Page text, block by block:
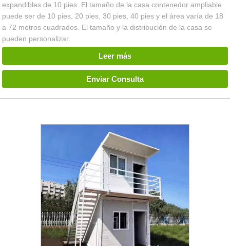
expandibles de 10 pies. El tamaño de la casa contenedor ampliable
puede ser de 10 pies, 20 pies, 30 pies, 40 pies y el área varía de 18
a 72 metros cuadrados. El tamaño y la distribución de la casa se
pueden personalizar.
Leer más
Enviar Consulta